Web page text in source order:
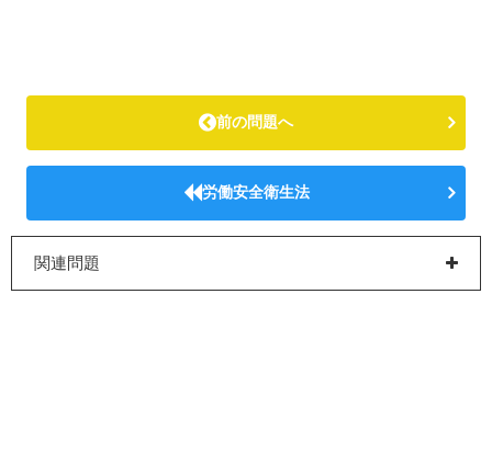
前の問題へ
労働安全衛生法
関連問題